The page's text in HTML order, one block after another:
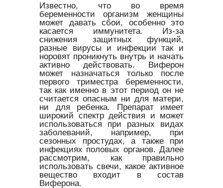
Известно, что во время
беременности организм женщины
может давать сбои, особенно это
касается иммунитета. Из-за
снижения защитных функций,
разные вирусы и инфекции так и
норовят проникнуть внутрь и начать
активно действовать. Виферон
может назначаться только после
первого триместра беременности,
так как именно в этот период он не
считается опасным ни для матери,
ни для ребенка. Препарат имеет
широкий спектр действия и может
использоваться при разных видах
заболеваний, например, при
сезонных простудах, а также при
инфекциях половых органов. Далее
рассмотрим, как правильно
использовать свечи, какое активное
вещество входит в состав
Виферона.